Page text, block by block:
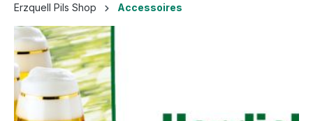
Erzquell Pils Shop Accessoires